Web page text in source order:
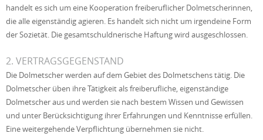
handelt es sich um eine Kooperation freiberuflicher Dolmetscherinnen,
die alle eigenständig agieren. Es handelt sich nicht um irgendeine Form
der Sozietät. Die gesamtschuldnerische Haftung wird ausgeschlossen.
2. VERTRAGSGEGENSTAND
Die Dolmetscher werden auf dem Gebiet des Dolmetschens tätig. Die
Dolmetscher üben ihre Tätigkeit als freiberufliche, eigenständige
Dolmetscher aus und werden sie nach bestem Wissen und Gewissen
und unter Berücksichtigung ihrer Erfahrungen und Kenntnisse erfüllen.
Eine weitergehende Verpflichtung übernehmen sie nicht.